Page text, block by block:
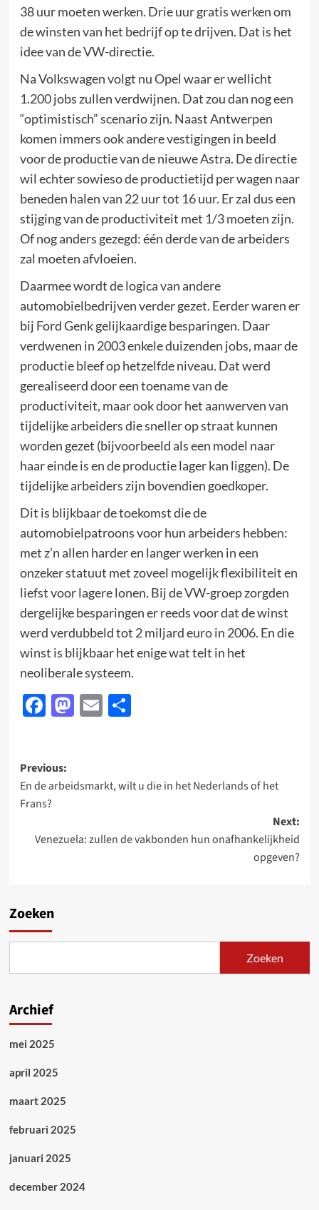
38 uur moeten werken. Drie uur gratis werken om
de winsten van het bedrijf op te drijven. Dat is het
idee van de VW-directie.
Na Volkswagen volgt nu Opel waar er wellicht
1.200 jobs zullen verdwijnen. Dat zou dan nog een
“optimistisch” scenario zijn. Naast Antwerpen
komen immers ook andere vestigingen in beeld
voor de productie van de nieuwe Astra. De directie
wil echter sowieso de productietijd per wagen naar
beneden halen van 22 uur tot 16 uur. Er zal dus een
stijging van de productiviteit met 1/3 moeten zijn.
Of nog anders gezegd: één derde van de arbeiders
zal moeten afvloeien.
Daarmee wordt de logica van andere
automobielbedrijven verder gezet. Eerder waren er
bij Ford Genk gelijkaardige besparingen. Daar
verdwenen in 2003 enkele duizenden jobs, maar de
productie bleef op hetzelfde niveau. Dat werd
gerealiseerd door een toename van de
productiviteit, maar ook door het aanwerven van
tijdelijke arbeiders die sneller op straat kunnen
worden gezet (bijvoorbeeld als een model naar
haar einde is en de productie lager kan liggen). De
tijdelijke arbeiders zijn bovendien goedkoper.
Dit is blijkbaar de toekomst die de
automobielpatroons voor hun arbeiders hebben:
met z’n allen harder en langer werken in een
onzeker statuut met zoveel mogelijk flexibiliteit en
liefst voor lagere lonen. Bij de VW-groep zorgden
dergelijke besparingen er reeds voor dat de winst
werd verdubbeld tot 2 miljard euro in 2006. En die
winst is blijkbaar het enige wat telt in het
neoliberale systeem.
Facebook
Mastodon
EmailDelen
Post
navigation
Previous:
En de arbeidsmarkt, wilt u die in het Nederlands of het
Frans?
Next:
Venezuela: zullen de vakbonden hun onafhankelijkheid
opgeven?
Zoeken
Zoeken
Archief
mei 2025
april 2025
maart 2025
februari 2025
januari 2025
december 2024